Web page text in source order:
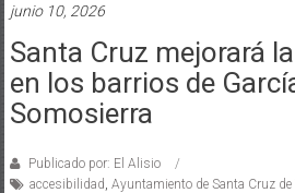
junio 10, 2026
Santa Cruz mejorará
en los barrios de
Somosierra
Publicado por: El Alisio
accesibilidad Ayuntamiento de Santa Cruz de